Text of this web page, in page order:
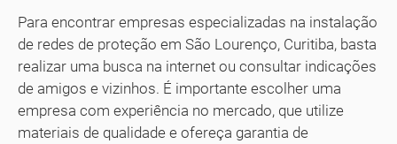
Para encontrar empresas especializadas na instalação
de redes de proteção em São Lourenço, Curitiba, basta
realizar uma busca na internet ou consultar indicações
de amigos e vizinhos. É importante escolher uma
empresa com experiência no mercado, que utilize
materiais de qualidade e ofereça garantia de